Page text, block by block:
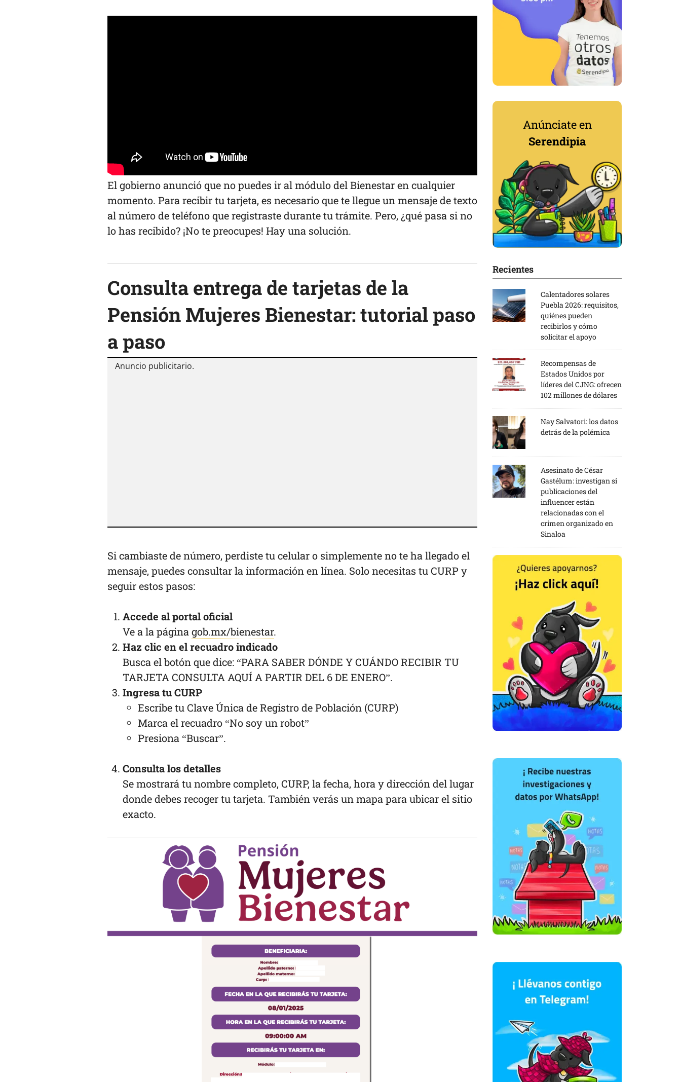
El gobierno anunció que no puedes ir al módulo del Bienestar en cualquier
momento. Para recibir tu tarjeta, es necesario que te llegue un mensaje de texto
al número de teléfono que registraste durante tu trámite. Pero, ¿qué pasa si no
lo has recibido? ¡No te preocupes! Hay una solución.
Consulta entrega de tarjetas de la
Pensión Mujeres Bienestar: tutorial paso
a paso
Si cambiaste de número, perdiste tu celular o simplemente no te ha llegado el
mensaje, puedes consultar la información en línea. Solo necesitas tu CURP y
seguir estos pasos:
Accede al portal oficial
Ve a la página gob.mx/bienestar.
Haz clic en el recuadro indicado
Busca el botón que dice: “PARA SABER DÓNDE Y CUÁNDO RECIBIR TU
TARJETA CONSULTA AQUÍ A PARTIR DEL 6 DE ENERO”.
Ingresa tu CURP
Escribe tu Clave Única de Registro de Población (CURP)
Marca el recuadro “No soy un robot”
Presiona “Buscar”.
Consulta los detalles
Se mostrará tu nombre completo, CURP, la fecha, hora y dirección del lugar
donde debes recoger tu tarjeta. También verás un mapa para ubicar el sitio
exacto.
Anúnciate en
Serendipia
Recientes
Calentadores solares
Puebla 2026: requisitos,
quiénes pueden
recibirlos y cómo
solicitar el apoyo
Recompensas de
Estados Unidos por
líderes del CJNG: ofrecen
102 millones de dólares
Nay Salvatori: los datos
detrás de la polémica
Asesinato de César
Gastélum: investigan si
publicaciones del
influencer están
relacionadas con el
crimen organizado en
Sinaloa